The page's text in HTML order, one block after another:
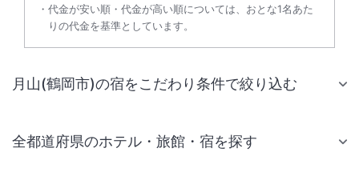
代金が安い順・代金が高い順については、おとな1名あた
りの代金を基準としています。
月山(鶴岡市)の宿をこだわり条件で絞り込む
全都道府県のホテル・旅館・宿を探す